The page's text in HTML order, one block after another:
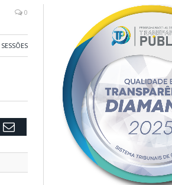
0
Email